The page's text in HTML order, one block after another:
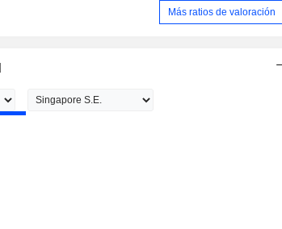
Más ratios de valoración